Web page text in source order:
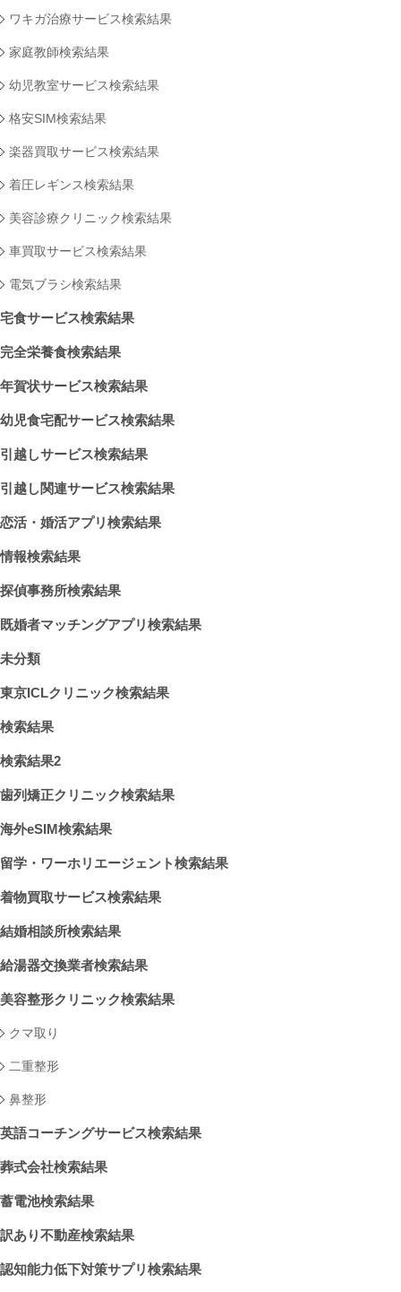
ワキガ治療サービス検索結果
家庭教師検索結果
幼児教室サービス検索結果
格安SIM検索結果
楽器買取サービス検索結果
着圧レギンス検索結果
美容診療クリニック検索結果
車買取サービス検索結果
電気ブラシ検索結果
宅食サービス検索結果
完全栄養食検索結果
年賀状サービス検索結果
幼児食宅配サービス検索結果
引越しサービス検索結果
引越し関連サービス検索結果
恋活・婚活アプリ検索結果
情報検索結果
探偵事務所検索結果
既婚者マッチングアプリ検索結果
未分類
東京ICLクリニック検索結果
検索結果
検索結果2
歯列矯正クリニック検索結果
海外eSIM検索結果
留学・ワーホリエージェント検索結果
着物買取サービス検索結果
結婚相談所検索結果
給湯器交換業者検索結果
美容整形クリニック検索結果
クマ取り
二重整形
鼻整形
英語コーチングサービス検索結果
葬式会社検索結果
蓄電池検索結果
訳あり不動産検索結果
認知能力低下対策サプリ検索結果